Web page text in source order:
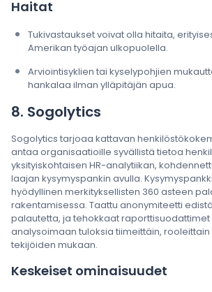
Haitat
Tukivastaukset voivat olla hitaita,
Amerikan työajan ulkopuolella.
Arviointisyklien tai kyselypohjien
hankalaa ilman ylläpitäjän apua.
8. Sogolytics
Sogolytics tarjoaa kattavan
antaa organisaatioille syvällistä tietoa
yksityiskohtaisen HR-analytiikan,
laajan kysymyspankin avulla.
hyödyllinen merkityksellisten 360 asteen
rakentamisessa. Taattu anonymiteetti
palautetta, ja tehokkaat
analysoimaan tuloksia tiimeittäin,
tekijöiden mukaan.
Keskeiset ominaisuudet